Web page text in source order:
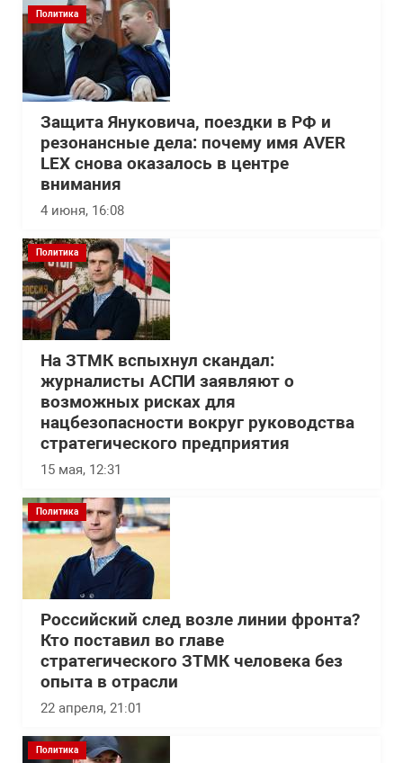
Политика
Защита Януковича, поездки в РФ и
резонансные дела: почему имя AVER
LEX снова оказалось в центре
внимания
4 июня, 16:08
Политика
На ЗТМК вспыхнул скандал:
журналисты АСПИ заявляют о
возможных рисках для
нацбезопасности вокруг руководства
стратегического предприятия
15 мая, 12:31
Политика
Российский след возле линии фронта?
Кто поставил во главе
стратегического ЗТМК человека без
опыта в отрасли
22 апреля, 21:01
Политика